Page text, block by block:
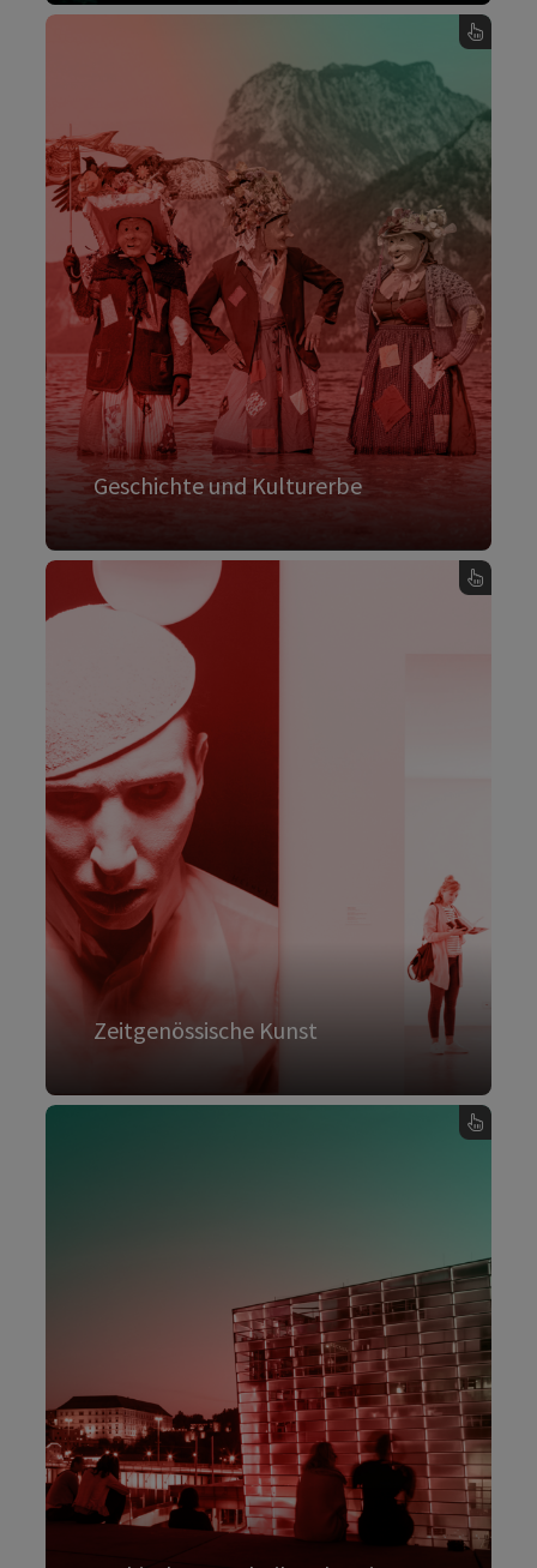
, Festivals, Bühnen & Bräuche - Karte umdrehen
Geschichte und Kulturerbe
Geschichte und Kulturerbe
Wer hat Oberösterreich zu dem Land
gemacht, das wir schätzen und bewundern?
Die ersten Hallstätter Bergleute vor 7.000
Jahren. Die Römer, die Straßen und Städte
bauten. Mönche und Nonnen in Klöstern. Die
"Schwarzen Grafen" der Hammerwerke. Die
Leinenweber im Mühlviertel und die Bauern in
ihren Vierkanthöfen.
Mehr dazu
, Geschichte und Kulturerbe - Karte umdrehen
Zeitgenössische Kunst
Zeitgenössische Kunst
Namhafte zeitgenössische Künstler:innen
stammen aus Oberösterreich. Diese Szene
beflügelt Sammler:innen, Museen und
Kunstliebhaber:innen. Mit dem Ars
Electronica Festival ist Oberösterreich
internationaler Hotspot der Medienkunst und
Linz "UNESCO City of Media Arts".
Mehr dazu
, Zeitgenössische Kunst - Karte umdrehen
Salinen spannt sich der Bogen bis zum Stahl
als High-Tech-Produkt, wie er in Linz
hergestellt wird. Oberösterreich ist ein
Experimentierfeld für Architektur und Design,
das Funktion und Ästhetik verbindet.